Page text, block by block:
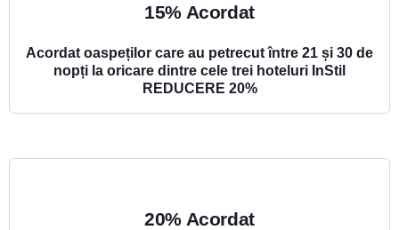
15% Acordat
Acordat oaspeților care au petrecut între 21 și 30 de
nopți la oricare dintre cele trei hoteluri InStil
REDUCERE 20%
20% Acordat